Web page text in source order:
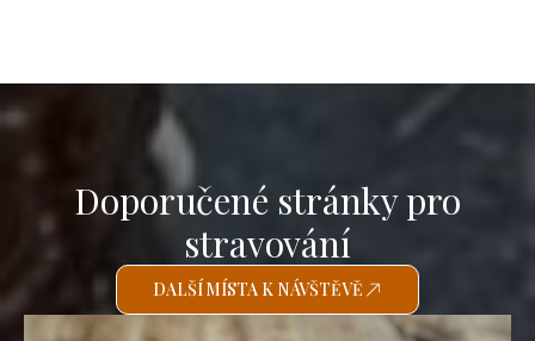
Doporučené stránky pro
stravování
DALŠÍ MÍSTA K NÁVŠTĚVĚ